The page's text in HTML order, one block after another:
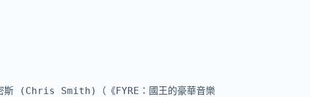
密斯 (Chris Smith)（《FYRE：國王的豪華音樂